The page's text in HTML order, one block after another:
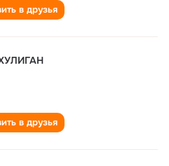
в друзья
в друзья